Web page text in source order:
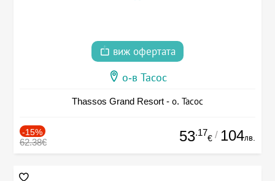
виж офертата
о-в Тасос
Thassos Grand Resort - о. Тасос
-15%
62.38€ 53.17
€ / 104лв.